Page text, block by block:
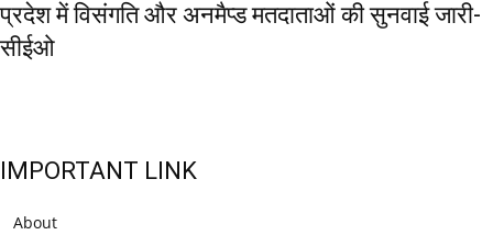
प्रदेश में विसंगति और अनमैप्ड मतदाताओं की सुनवाई जारी-
सीईओ
IMPORTANT LINK
About